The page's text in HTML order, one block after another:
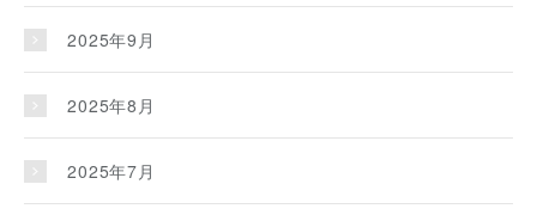
2025年9月
2025年8月
2025年7月